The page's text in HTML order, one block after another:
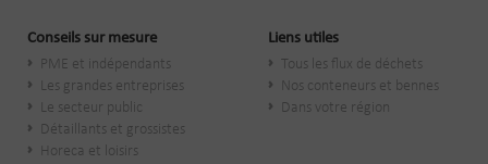
Conseils sur mesure
PME et indépendants
Les grandes entreprises
Le secteur public
​Détaillants et grossistes
Horeca et loisirs
Liens utiles
Tous les flux de déchets
Nos conteneurs et bennes
Dans votre région